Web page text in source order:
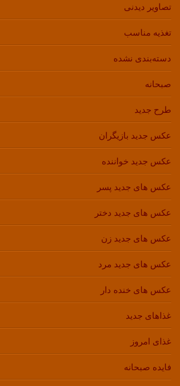
تصاویر دیدنی
تغذیه مناسب
دسته‌بندی نشده
صبحانه
طرح جدید
عکس جدید بازیگران
عکس جدید خواننده
عکس های جدید پسر
عکس های جدید دختر
عکس های جدید زن
عکس های جدید مرد
عکس های خنده دار
غذاهای جدید
غذای امروز
فایده صبحانه